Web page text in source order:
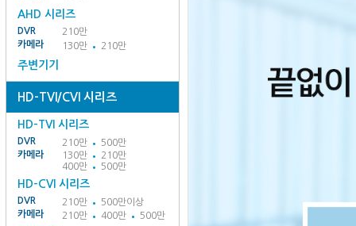
AHD 시리즈
DVR
210만
카메라
130만 210만
주변기기
HD-TVI/CVI 시리즈
HD-TVI 시리즈
DVR 210만
500만
카메라
130만
210만
400만
500만
HD-CVI 시리즈
DVR 210만
500만이상
카메라
210만 400만 500만